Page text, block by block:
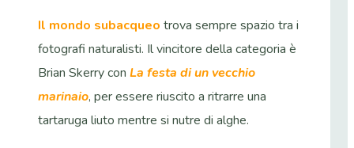
Il mondo subacqueo trova sempre spazio tra i
fotografi naturalisti. Il vincitore della categoria è
Brian Skerry con La festa di un vecchio
marinaio, per essere riuscito a ritrarre una
tartaruga liuto mentre si nutre di alghe.